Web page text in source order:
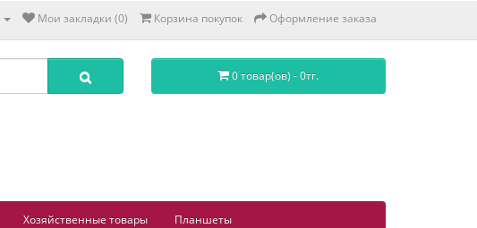
Мои закладки (0) Корзина покупок Оформление заказа
0 товар(ов) - 0тг.
Хозяйственные товары Планшеты